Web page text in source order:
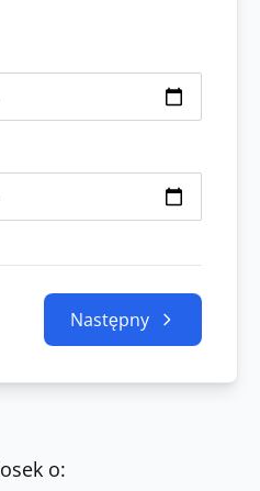
Następny
o: